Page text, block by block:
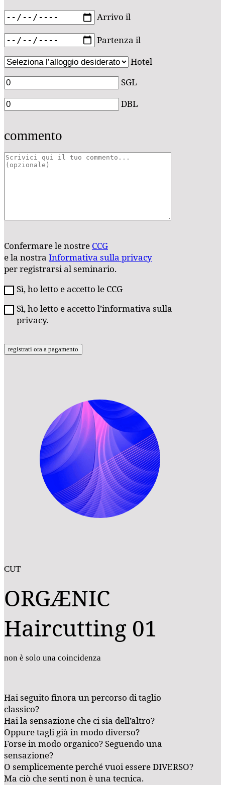
Arrivo il
Partenza il
Hotel
SGL
DBL
commento
Confermare le nostre CCG
e la nostra Informativa sulla privacy
per registrarsi al seminario.
Sì, ho letto e accetto le CCG
Sì, ho letto e accetto l’informativa sulla
privacy.
CUT
ORGÆNIC
Haircutting 01
non è solo una coincidenza
Hai seguito finora un percorso di taglio
classico?
Hai la sensazione che ci sia dell’altro?
Oppure tagli già in modo diverso?
Forse in modo organico? Seguendo una
sensazione?
O semplicemente perché vuoi essere DIVERSO?
Ma ciò che senti non è una tecnica.